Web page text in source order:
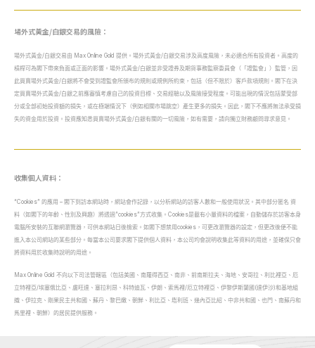
場外式黃金/白銀交易的風險：
場外式黃金/白銀交易由 Max Online Gold 提供。場外式黃金/白銀交易涉及高度風險，未必適合所有投資者。高度的
槓桿可為閣下帶來負面或正面的影響。場外式黃金/白銀並非受證券及期貨事務監察委員會（「證監會」）監管，因
此買賣場外式黃金/白銀將不會受到證監會所頒布的規則或規例所約束，包括（但不限於）客戶款項規則。閣下在決
定買賣場外式黃金/白銀之前應審慎考慮自己的投資目標、交易經驗以及風險接受程度。可能出現的情況包括蒙受部
分或全部初始投資額的損失，或在極端情況下（例如相關市場跳空）產生更多的損失。因此，閣下不應將無法承受損
失的資金用於投資。投資應知悉買賣場外式黃金/白銀有關的一切風險，如有需要，請向獨立財務顧問尋求意見。
收集個人資料：
“Cookies” 的應用 – 閣下到訪本網站時，網站會作記錄，以分析網站的訪客人數和一般使用狀況。其中部分匿名 資
料（如閣下的年齡、性別及興趣）將透過”cookies”方式收集。Cookies是載有小量資料的檔案，自動儲存於訪客本身
電腦所安裝的互聯網瀏覽器，可供本網站日後檢索。如閣下想禁用cookies，可更改瀏覽器的設定，但更改後便不能
進入本公司網站的某些部分。每當本公司要求閣下提供個人資料，本公司均會說明收集此等資料的用途，並確保只會
將資料用於收集時說明的用途。
Max Online Gold 不向以下司法管轄區（包括美國、南羅得西亞、南非、前南斯拉夫、海地、‎安哥拉、利比裡亞、厄
立特裡亞/埃塞俄比亞、盧旺達、塞拉利昂、科特迪瓦、伊朗、索馬裡/厄立特裡亞、伊黎伊斯蘭國(達伊沙)和基地組
織、伊拉克、剛果民主共和國、蘇丹、黎巴嫩、朝鮮、利比亞、塔利班、幾內亞比‎紹、中非共和國、也門、南蘇丹和
馬里裡、朝鮮）的居民提供服務。